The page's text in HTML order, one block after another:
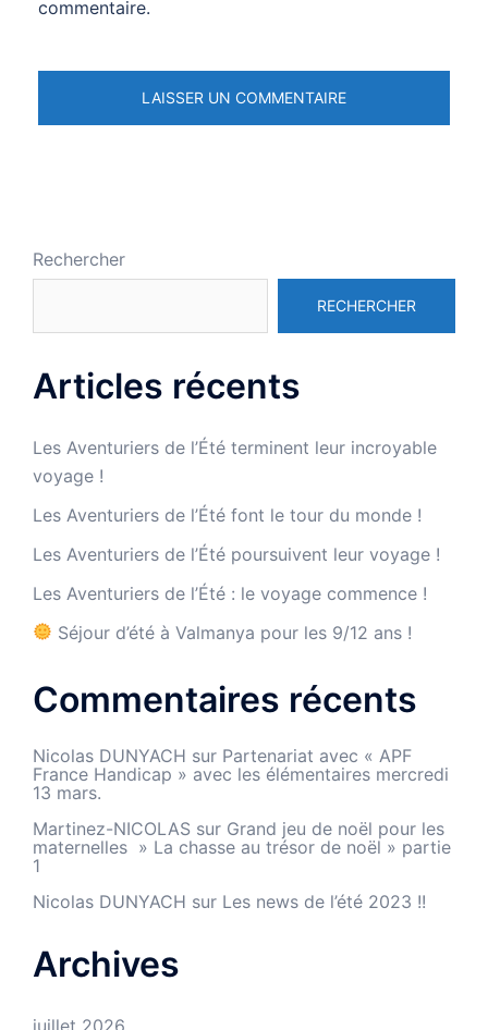
commentaire.
Rechercher
RECHERCHER
Articles récents
Les Aventuriers de l’Été terminent leur incroyable
voyage !
Les Aventuriers de l’Été font le tour du monde !
Les Aventuriers de l’Été poursuivent leur voyage !
Les Aventuriers de l’Été : le voyage commence !
Séjour d’été à Valmanya pour les 9/12 ans !
Commentaires récents
Nicolas DUNYACH sur Partenariat avec « APF
France Handicap » avec les élémentaires mercredi
13 mars.
Martinez-NICOLAS sur Grand jeu de noël pour les
maternelles » La chasse au trésor de noël » partie
1
Nicolas DUNYACH sur Les news de l’été 2023 !!
Archives
juillet 2026